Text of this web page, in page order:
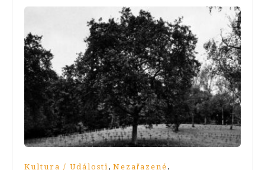
Kultura / Události, Nezařazené ,